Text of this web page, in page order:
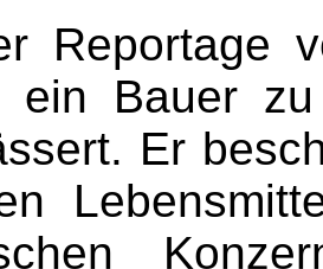
Reportage
ein Bauer
Er